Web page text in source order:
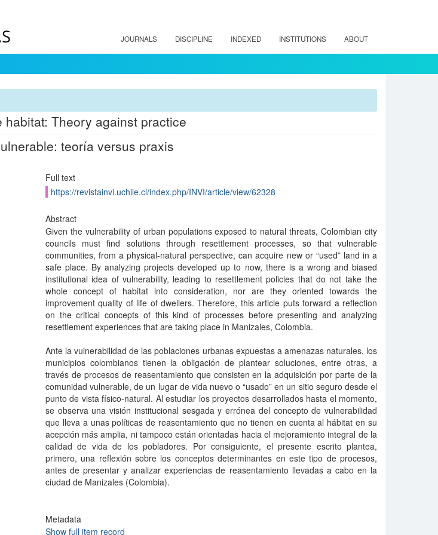
JOURNALS DISCIPLINE INDEXED INSTITUTIONS ABOUT
habitat: Theory against practice
teoría versus praxis
Full text
https://revistainvi.uchile.cl/index.php/INVI/article/view/62328
Abstract
Given the vulnerability of urban populations exposed to natural threats, Colombian city
councils must find solutions through resettlement processes, so that vulnerable
communities, from a physical-natural perspective, can acquire new or “used” land in a
safe place. By analyzing projects developed up to now, there is a wrong and biased
institutional idea of vulnerability, leading to resettlement policies that do not take the
whole concept of habitat into consideration, nor are they oriented towards the
improvement quality of life of dwellers. Therefore, this article puts forward a reflection
on the critical concepts of this kind of processes before presenting and analyzing
resettlement experiences that are taking place in Manizales, Colombia.
Ante la vulnerabilidad de las poblaciones urbanas expuestas a amenazas naturales, los
municipios colombianos tienen la obligación de plantear soluciones, entre otras, a
través de procesos de reasentamiento que consisten en la adquisición por parte de la
comunidad vulnerable, de un lugar de vida nuevo o “usado” en un sitio seguro desde el
punto de vista físico-natural. Al estudiar los proyectos desarrollados hasta el momento,
se observa una visión institucional sesgada y errónea del concepto de vulnerabilidad
que lleva a unas políticas de reasentamiento que no tienen en cuenta al hábitat en su
acepción más amplia, ni tampoco están orientadas hacia el mejoramiento integral de la
calidad de vida de los pobladores. Por consiguiente, el presente escrito plantea,
primero, una reflexión sobre los conceptos determinantes en este tipo de procesos,
antes de presentar y analizar experiencias de reasentamiento llevadas a cabo en la
ciudad de Manizales (Colombia).
Metadata
Show full item record